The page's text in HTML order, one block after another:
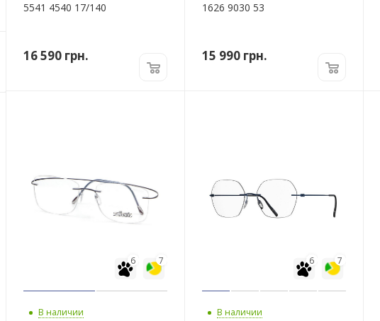
5541 4540 17/140
16 590 грн.
1626 9030 53
15 990 грн.
7
6
В наличии
7
6
В наличии